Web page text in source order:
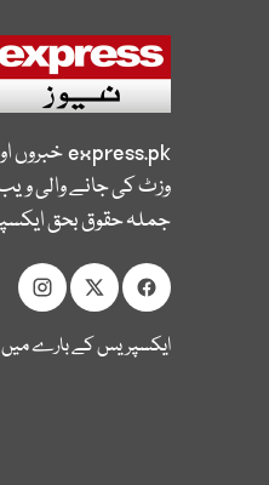
express.pkخبروں
وزٹ کی جانے والی
جملہ حقوق بحق
ایکسپریس کے بارے میں